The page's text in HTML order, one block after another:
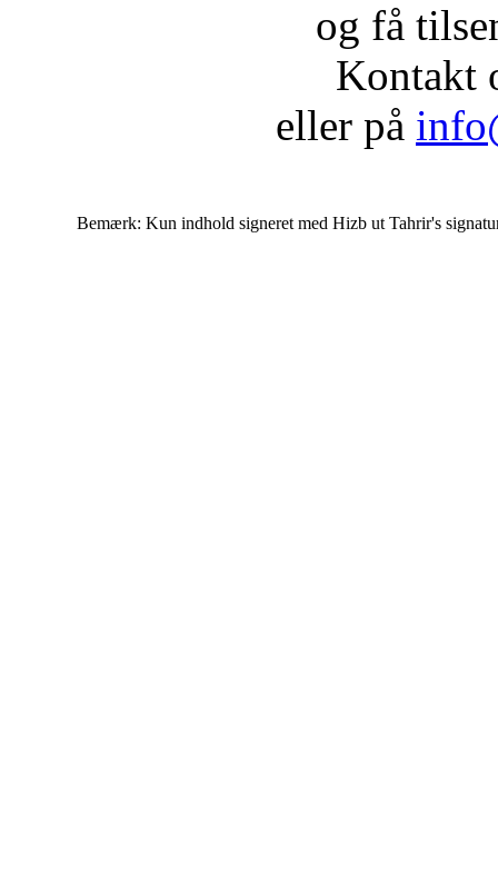
og få
Kontakt
eller på
Bemærk: Kun indhold signeret med Hizb ut Tahrir's